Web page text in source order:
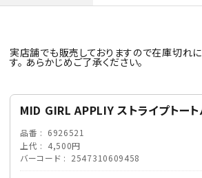
実店舗でも販売しておりますので在庫切れ
す。 あらかじめご了承ください。
MID GIRL APPLIY ストライプトー
品番
6926521
上代
4,500円
バーコード
2547310609458